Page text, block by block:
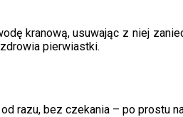
kranową, usuwając z niej
pierwiastki.
razu, bez czekania – po prostu